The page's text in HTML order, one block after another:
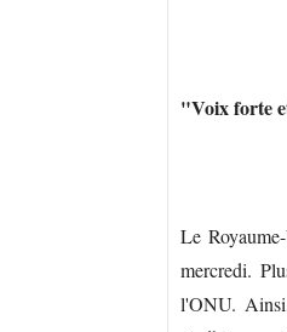
"Voix forte
Le
mercredi.
l'ONU.